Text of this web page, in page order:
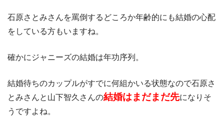
石原さとみさんを罵倒するどころか年齢的にも結婚の心配
をしている方もいますね。
確かにジャニーズの結婚は年功序列。
結婚待ちのカップルがすでに何組かいる状態なので石原さ
とみさんと山下智久さんの結婚はまだまだ先になりそ
うですよね。